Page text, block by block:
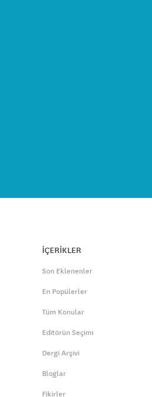
İÇERİKLER
Son Eklenenler
En Popülerler
Tüm Konular
Editörün Seçimi
Dergi Arşivi
Bloglar
Fikirler